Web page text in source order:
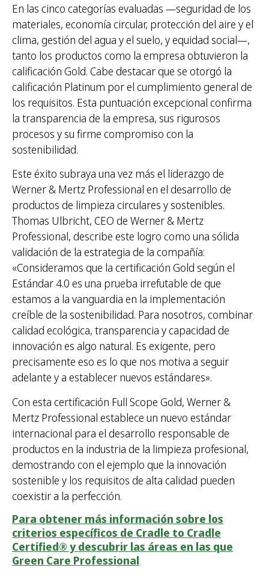
En las cinco categorías evaluadas —seguridad de los
materiales, economía circular, protección del aire y el
clima, gestión del agua y el suelo, y equidad social—,
tanto los productos como la empresa obtuvieron la
calificación Gold. Cabe destacar que se otorgó la
calificación Platinum por el cumplimiento general de
los requisitos. Esta puntuación excepcional confirma
la transparencia de la empresa, sus rigurosos
procesos y su firme compromiso con la
sostenibilidad.
Este éxito subraya una vez más el liderazgo de
Werner & Mertz Professional en el desarrollo de
productos de limpieza circulares y sostenibles.
Thomas Ulbricht, CEO de Werner & Mertz
Professional, describe este logro como una sólida
validación de la estrategia de la compañía:
«Consideramos que la certificación Gold según el
Estándar 4.0 es una prueba irrefutable de que
estamos a la vanguardia en la implementación
creíble de la sostenibilidad. Para nosotros, combinar
calidad ecológica, transparencia y capacidad de
innovación es algo natural. Es exigente, pero
precisamente eso es lo que nos motiva a seguir
adelante y a establecer nuevos estándares».
Con esta certificación Full Scope Gold, Werner &
Mertz Professional establece un nuevo estándar
internacional para el desarrollo responsable de
productos en la industria de la limpieza profesional,
demostrando con el ejemplo que la innovación
sostenible y los requisitos de alta calidad pueden
coexistir a la perfección.
Para obtener más información sobre los
criterios específicos de Cradle to Cradle
Certified® y descubrir las áreas en las que
Green Care Professional.